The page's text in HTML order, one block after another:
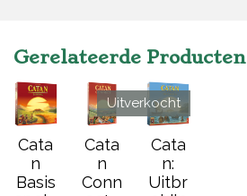
Gerelateerde Producten
Cata
n
Basis
Cata
n
Conn
Uitverkocht
Cata
n:
Uitbr